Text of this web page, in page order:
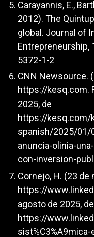
Carayannis, E.,
2012). The
global. Journal of
Entrepreneurship,
5372-1-2
CNN Newsource.
https://kesq.com.
2025, de
https://kesq.com/
spanish/2025/01/
anuncia-olinia-
con-inversion-
Cornejo, H. (23 de
https://
agosto de 2025, de
https://
sist%C3%A9mica-